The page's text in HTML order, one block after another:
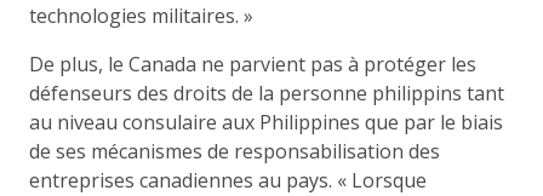
technologies militaires. »
De plus, le Canada ne parvient pas à protéger les
défenseurs des droits de la personne philippins tant
au niveau consulaire aux Philippines que par le biais
de ses mécanismes de responsabilisation des
entreprises canadiennes au pays. « Lorsque